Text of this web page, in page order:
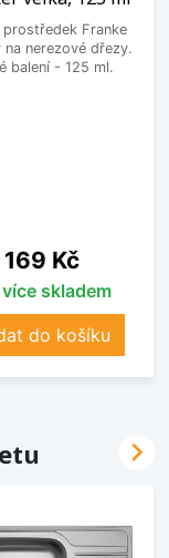
Franke
na nerezové dřezy.
balení - 125 ml.
Cena
169 Kč
více skladem
do košíku
